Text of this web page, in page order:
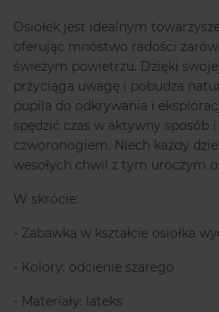
Osiołek jest idealnym
oferując mnóstwo radości
świeżym powietrzu. Dzięki
przyciąga uwagę i pobudza
pupila do odkrywania i
spędzić czas w aktywny sposób
czworonogiem. Niech każdy
wesołych chwil z tym uroczym
W skrócie:
- Zabawka w kształcie osiołka
- Kolory: odcienie szarego
- Materiały: lateks